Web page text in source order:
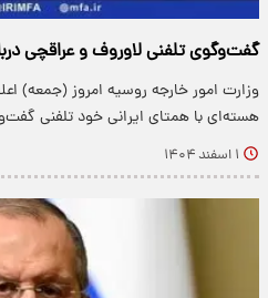
گفت‌وگوی تلفنی لاوروف و عراقچی
وزارت امور خارجه روسیه امروز (جمعه)
هسته‌ای با همتای ایرانی خود تلفنی
۱ اسفند ۱۴۰۴